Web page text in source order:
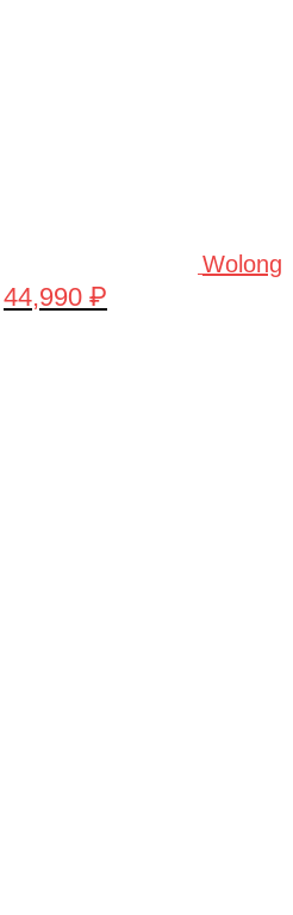
Wolong
Первоначальная
44,990 ₽